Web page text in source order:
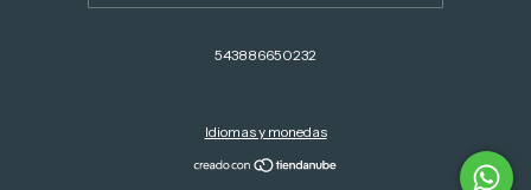
543886650232
Idiomas y monedas